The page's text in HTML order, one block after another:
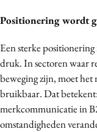
Media
Merkstrategie
PR
Programmatic
Purpose Marketing
Reputatie & crisis
Positionering wordt
Een sterke
druk. In sectoren waar
beweging zijn, moet het
bruikbaar. Dat
merkcommunicatie in
omstandigheden